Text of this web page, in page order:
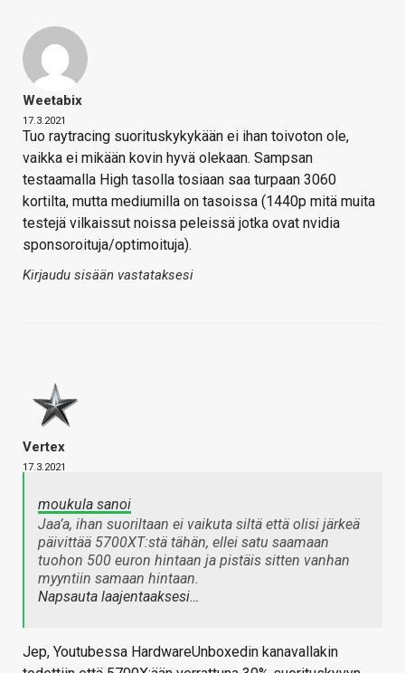
Weetabix
17.3.2021
Tuo raytracing suorituskykykään ei ihan toivoton ole,
vaikka ei mikään kovin hyvä olekaan. Sampsan
testaamalla High tasolla tosiaan saa turpaan 3060
kortilta, mutta mediumilla on tasoissa (1440p mitä muita
testejä vilkaissut noissa peleissä jotka ovat nvidia
sponsoroituja/optimoituja).
Kirjaudu sisään vastataksesi
Vertex
17.3.2021
moukula sanoi
Jaa’a, ihan suoriltaan ei vaikuta siltä että olisi järkeä
päivittää 5700XT:stä tähän, ellei satu saamaan
tuohon 500 euron hintaan ja pistäis sitten vanhan
myyntiin samaan hintaan.
Napsauta laajentaaksesi…
Jep, Youtubessa HardwareUnboxedin kanavallakin